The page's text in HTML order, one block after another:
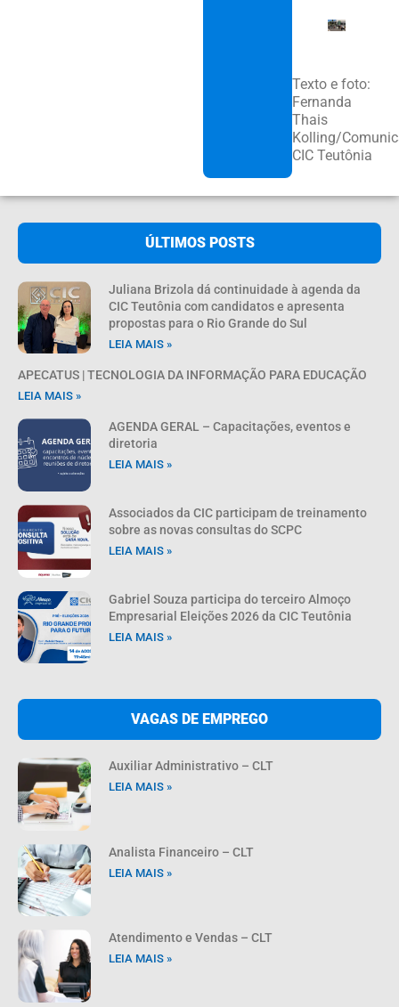
Texto e foto:
Fernanda
Thais
Kolling/
CIC Teutônia
ÚLTIMOS POSTS
Juliana Brizola dá continuidade à agenda da
CIC Teutônia com candidatos e apresenta
propostas para o Rio Grande do Sul
LEIA MAIS »
APECATUS | TECNOLOGIA DA INFORMAÇÃO PARA EDUCAÇÃO
LEIA MAIS »
AGENDA GERAL – Capacitações, eventos e
diretoria
LEIA MAIS »
Associados da CIC participam de treinamento
sobre as novas consultas do SCPC
LEIA MAIS »
Gabriel Souza participa do terceiro Almoço
Empresarial Eleições 2026 da CIC Teutônia
LEIA MAIS »
VAGAS DE EMPREGO
Auxiliar Administrativo – CLT
LEIA MAIS »
Analista Financeiro – CLT
LEIA MAIS »
Atendimento e Vendas – CLT
LEIA MAIS »